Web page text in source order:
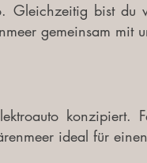
Gleichzeitig bist du
gemeinsam mit
konzipiert.
ideal für